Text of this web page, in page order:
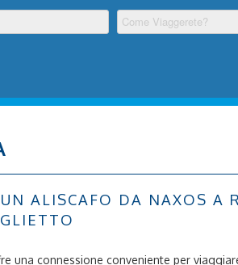
ALISCAFO DA NAXOS A
una connessione conveniente per